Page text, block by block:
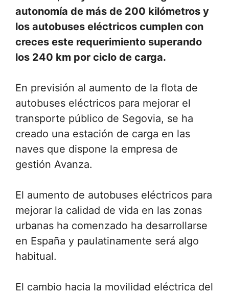
autonomía de más de 200 kilómetros y
los autobuses eléctricos cumplen con
creces este requerimiento superando
los 240 km por ciclo de carga.
En previsión al aumento de la flota de
autobuses eléctricos para mejorar el
transporte público de Segovia, se ha
creado una estación de carga en las
naves que dispone la empresa de
gestión Avanza.
El aumento de autobuses eléctricos para
mejorar la calidad de vida en las zonas
urbanas ha comenzado ha desarrollarse
en España y paulatinamente será algo
habitual.
El cambio hacia la movilidad eléctrica del